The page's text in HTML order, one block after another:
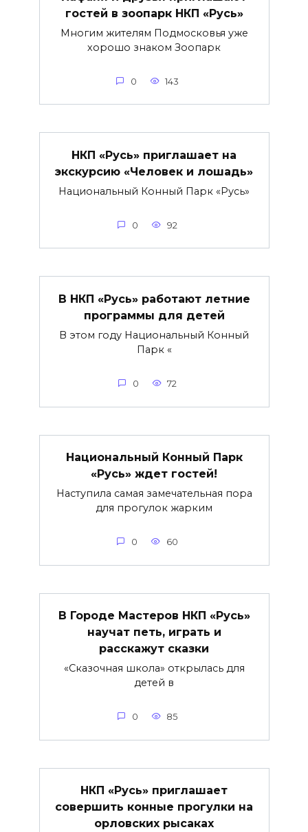
гостей в зоопарк НКП «Русь»
Многим жителям Подмосковья уже
хорошо знаком Зоопарк
0 143
НКП «Русь» приглашает на
экскурсию «Человек и лошадь»
Национальный Конный Парк «Русь»
0 92
В НКП «Русь» работают летние
программы для детей
В этом году Национальный Конный
Парк «
0 72
Национальный Конный Парк
«Русь» ждет гостей!
Наступила самая замечательная пора
для прогулок жарким
0 60
В Городе Мастеров НКП «Русь»
научат петь, играть и
расскажут сказки
«Сказочная школа» открылась для
детей в
0 85
НКП «Русь» приглашает
совершить конные прогулки на
орловских рысаках